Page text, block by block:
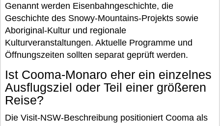
Genannt werden Eisenbahngeschichte, die
Geschichte des Snowy-Mountains-Projekts sowie
Aboriginal-Kultur und regionale
Kulturveranstaltungen. Aktuelle Programme und
Öffnungszeiten sollten separat geprüft werden.
Ist Cooma-Monaro eher ein einzelnes
Ausflugsziel oder Teil einer größeren
Reise?
Die Visit-NSW-Beschreibung positioniert Cooma als